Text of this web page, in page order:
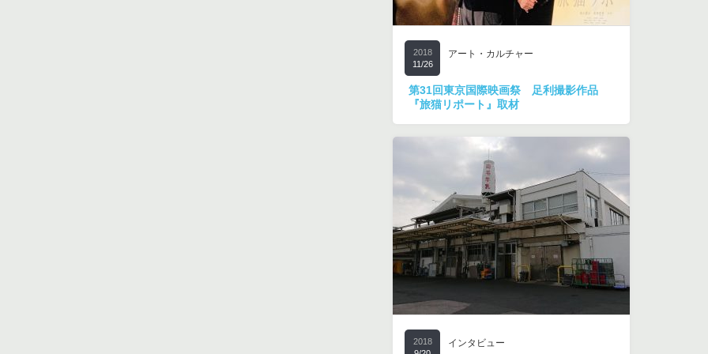
2018
11/26
アート・カルチャー
第31回東京国際映画祭 足利撮影作品
『旅猫リポート』取材
2018
インタビュー